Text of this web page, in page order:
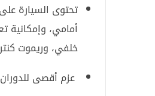
تحتوى السيارة
خلفي، وريموت كنترول،
عزم أقصى للدوران فى السيارة 125 حصان ، و